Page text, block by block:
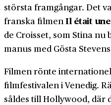
största framgångar. Det
franska filmenIl était
de Croisset, som Stina
manus med Gösta
Filmen rönte
filmfestivalen i Venedig.
såldes till Hollywood, där